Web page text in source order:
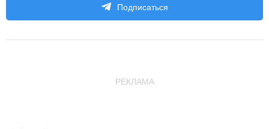
Подписаться
РЕКЛАМА